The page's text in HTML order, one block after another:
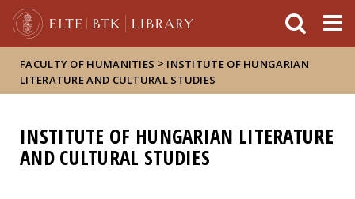
FACULTY OF HUMANITIES > INSTITUTE OF HUNGARIAN
LITERATURE AND CULTURAL STUDIES
INSTITUTE OF HUNGARIAN LITERATURE
AND CULTURAL STUDIES